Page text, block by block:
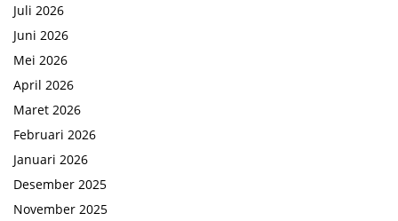
Juli 2026
Juni 2026
Mei 2026
April 2026
Maret 2026
Februari 2026
Januari 2026
Desember 2025
November 2025